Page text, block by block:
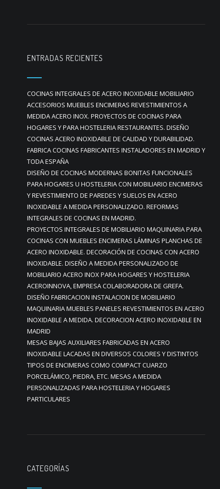
ENTRADAS RECIENTES
COCINAS INTEGRALES DE ACERO INOXIDABLE MOBILIARIO
ACCESORIOS MUEBLES ENCIMERAS REVESTIMIENTOS A
MEDIDA ACERO INOX. PROYECTOS DE COCINAS PARA
HOGARES Y PARA HOSTELERIA RESTAURANTES. DISEÑO
COCINAS ACERO INOXIDABLE DE CALIDAD Y DURABILIDAD.
FABRICA COCINAS FABRICANTES INSTALADORES EN MADRID Y
TODA ESPAÑA
DISEÑO DE COCINAS MODERNAS BONITAS FUNCIONALES
PARA HOGARES U HOSTELERIA CON MOBILIARIO ENCIMERAS
Y REVESTIMIENTO DE PAREDES Y SUELOS EN ACERO
INOXIDABLE A MEDIDA PERSONALIZADO. REFORMAS
INTEGRALES DE COCINAS EN MADRID.
PROYECTOS INTEGRALES DE MOBILIARIO MAQUINARIA PARA
COCINAS CON MUEBLES ENCIMERAS LÁMINAS PLANCHAS DE
ACERO INOXIDABLE. DECORACIÓN DE COCINAS CON ACERO
INOXIDABLE. DISEÑO A MEDIDA PERSONALIZADO DE
MOBILIARIO ACERO INOX PARA HOGARES Y HOSTELERIA
ACEROINNOVA, EMPRESA COLABORADORA DE GREFA.
DISEÑO FABRICACION INSTALACION DE MOBILIARIO
MAQUINARIA MUEBLES PANELES REVESTIMIENTOS EN ACERO
INOXIDABLE A MEDIDA. DECORACION ACERO INOXIDABLE EN
MADRID
MESAS BAJAS AUXILIARES FABRICADAS EN ACERO
INOXIDABLE LACADAS EN DIVERSOS COLORES Y DISTINTOS
TIPOS DE ENCIMERAS COMO COMPACT CUARZO
PORCELÁMICO, PIEDRA, ETC. MESAS A MEDIDA
PERSONALIZADAS PARA HOSTELERIA Y HOGARES
PARTICULARES
CATEGORÍAS